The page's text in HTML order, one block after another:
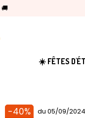
🚚
☀️ FÊTES
-40% du 05/09/